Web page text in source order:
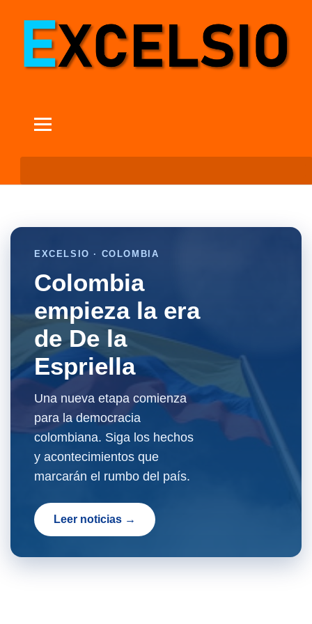
EXCELSIO · COLOMBIA
Colombia
empieza la era
de De la
Espriella
Una nueva etapa comienza
para la democracia
colombiana. Siga los hechos
y acontecimientos que
marcarán el rumbo del país.
Leer noticias →